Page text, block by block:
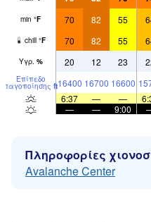
min °F 70 82 55
chill °F 70 82 55
Υγρ. % 20 12 23
Επίπεδο
παγοποίησης ft16400 16700 16600
6:37
— —
—
— 9:00
Πληροφορίες
Avalanche Center